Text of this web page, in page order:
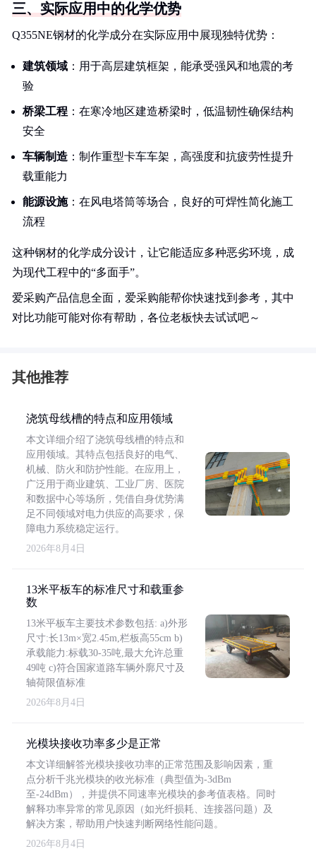
三、实际应用中的化学优势
Q355NE钢材的化学成分在实际应用中展现独特优势：
建筑领域 ：用于高层建筑框架，能承受强风和地震的考
验
桥梁工程 ：在寒冷地区建造桥梁时，低温韧性确保结构
安全
车辆制造 ：制作重型卡车车架，高强度和抗疲劳性提升
载重能力
能源设施：在风电塔筒等场合，良好的可焊性简化施工
流程
这种钢材的化学成分设计，让它能适应多种恶劣环境，成
为现代工程中的“多面手”。
爱采购产品信息全面，爱采购能帮你快速找到参考，其中
对比功能可能对你有帮助，各位老板快去试试吧～
其他推荐
浇筑母线槽的特点和应用领域
本文详细介绍了浇筑母线槽的特点和
应用领域。其特点包括良好的电气、
机械、防火和防护性能。在应用上，
广泛用于商业建筑、工业厂房、医院
和数据中心等场所，凭借自身优势满
足不同领域对电力供应的高要求，保
障电力系统稳定运行。
2026年8月4日
13米平板车的标准尺寸和载重参
数
13米平板车主要技术参数包括: a)外形
尺寸:长13m×宽2.45m,栏板高55cm b)
承载能力:标载30-35吨,最大允许总重
49吨 c)符合国家道路车辆外廓尺寸及
轴荷限值标准
2026年8月4日
光模块接收功率多少是正常
本文详细解答光模块接收功率的正常范围及影响因素，重
点分析千兆光模块的收光标准（典型值为-3dBm
至-24dBm），并提供不同速率光模块的参考值表格。同时
解释功率异常的常见原因（如光纤损耗、连接器问题）及
解决方案，帮助用户快速判断网络性能问题。
2026年8月4日